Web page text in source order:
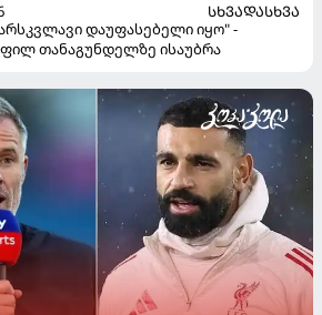
ᲡᲮᲕᲐᲓᲐᲡᲮᲕᲐ
დაუფასებელი იყო" -
თანაგუნდელზე ისაუბრა